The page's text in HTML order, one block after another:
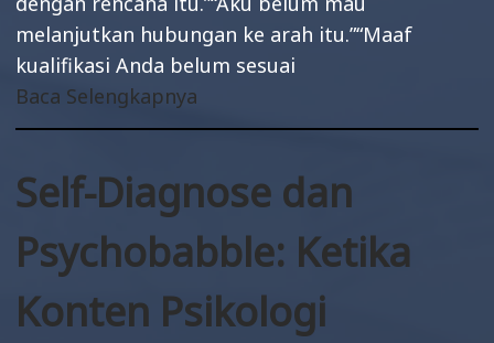
melanjutkan hubungan ke arah itu.”“Maaf
kualifikasi Anda belum sesuai
Baca Selengkapnya
Self-Diagnose dan
Psychobabble: Ketika
Konten Psikologi